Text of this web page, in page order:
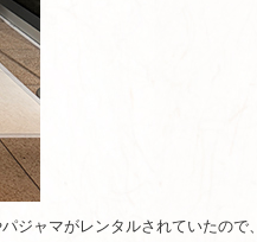
ジャマがレンタルされていたので、